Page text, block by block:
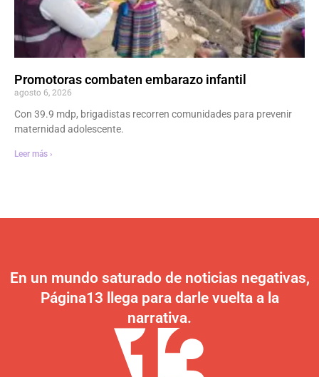
Promotoras combaten embarazo infantil
agosto 6, 2026
Con 39.9 mdp, brigadistas recorren comunidades para prevenir
maternidad adolescente.
Leer más ›
En un mundo saturado de noticias negativas,
Página13 llega para darle vuelta a la
narrativa.